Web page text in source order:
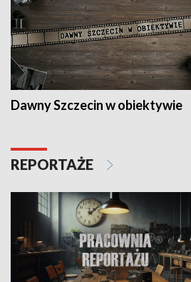
Dawny Szczecin w obiektywie
REPORTAŻE